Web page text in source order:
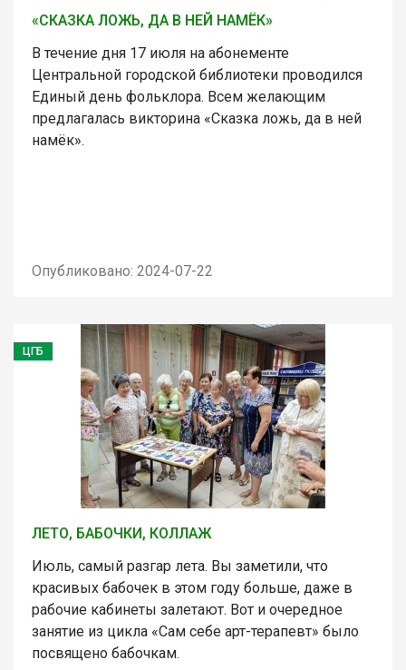
«СКАЗКА ЛОЖЬ, ДА В НЕЙ НАМЁК»
В течение дня 17 июля на абонементе
Центральной городской библиотеки проводился
Единый день фольклора. Всем желающим
предлагалась викторина «Сказка ложь, да в ней
намёк».
Опубликовано: 2024-07-22
ЦГБ
ЛЕТО, БАБОЧКИ, КОЛЛАЖ
Июль, самый разгар лета. Вы заметили, что
красивых бабочек в этом году больше, даже в
рабочие кабинеты залетают. Вот и очередное
занятие из цикла «Сам себе арт-терапевт» было
посвящено бабочкам.